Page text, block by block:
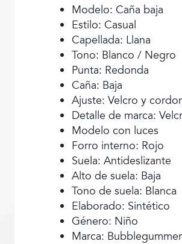
Modelo: Caña baja
Estilo: Casual
Capellada: Llana
Tono: Blanco / Negro
Punta: Redonda
Caña: Baja
Ajuste: Velcro y
Detalle de marca:
Modelo con luces
Forro interno: Rojo
Suela: Antideslizante
Alto de suela: Baja
Tono de suela: Blanca
Elaborado: Sintético
Género: Niño
Marca: Bubblegummer